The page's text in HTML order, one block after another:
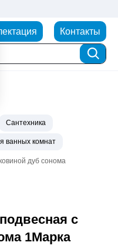
Контакты
Сантехника
ванных комнат
дуб сонома
с
1Марка